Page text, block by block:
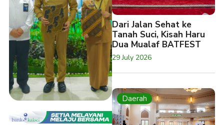
Dari Jalan Sehat ke
Tanah Suci, Kisah Haru
Dua Mualaf BATFEST
29 July 2026
Daerah